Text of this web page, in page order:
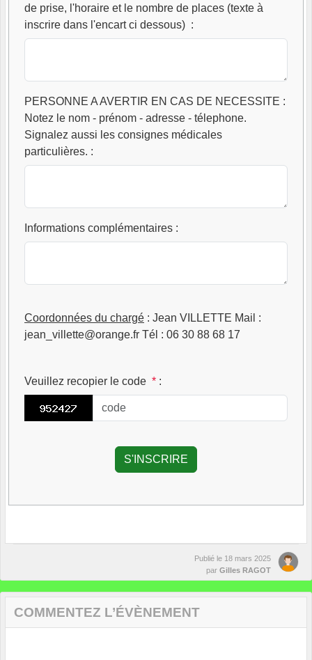
de prise, l'horaire et le nombre de places (texte à
inscrire dans l'encart ci dessous) :
PERSONNE A AVERTIR EN CAS DE NECESSITE :
Notez le nom - prénom - adresse - télephone.
Signalez aussi les consignes médicales
particulières. :
Informations complémentaires :
Coordonnées du chargé : Jean VILLETTE Mail :
jean_villette@orange.fr Tél : 06 30 88 68 17
Veuillez recopier le code * :
Publié le 18 mars 2025
par Gilles RAGOT
COMMENTEZ L’ÉVÈNEMENT